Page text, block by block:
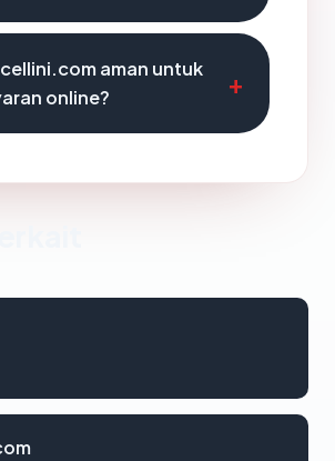
aman untuk
online?